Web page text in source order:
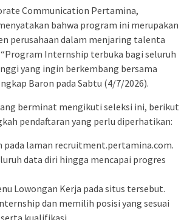
Communication Pertamina,
bahwa program ini merupakan
perusahaan dalam menjaring talenta
Internship terbuka bagi seluruh
yang ingin berkembang bersama
Baron pada Sabtu (4/7/2026).
berminat mengikuti seleksi ini, berikut
pendaftaran yang perlu diperhatikan:
pada laman recruitment.pertamina.com.
data diri hingga mencapai progres
Lowongan Kerja pada situs tersebut.
dan memilih posisi yang sesuai
kualifikasi.